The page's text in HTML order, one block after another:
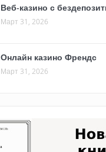
Веб-казино с
Март 31, 2026
Онлайн казино Френдс
Март 31, 2026